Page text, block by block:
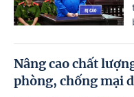
Nâng cao chất
phòng, chống mại